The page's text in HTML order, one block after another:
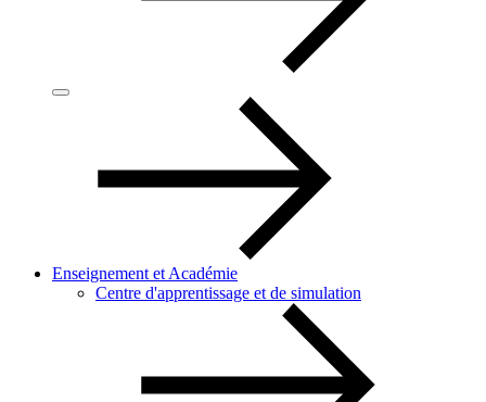
Enseignement et Académie
Centre d'apprentissage et de simulation